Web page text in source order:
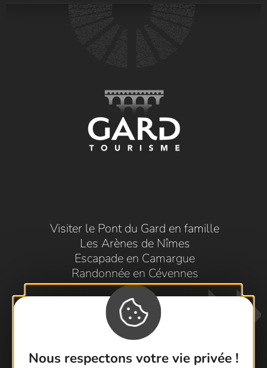
Nous respectons votre vie privée !
Visiter le Pont du Gard en famille
Les Arènes de Nîmes
Escapade en Camargue
Randonnée en Cévennes